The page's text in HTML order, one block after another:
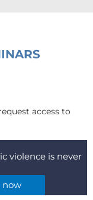
access to
violence is never
now